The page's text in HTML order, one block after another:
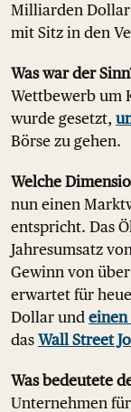
Milliarden Dollar
mit Sitz in den
Was war der
Wettbewerb um
wurde gesetzt,
Börse zu gehen.
Welche
nun einen
entspricht. Das
Jahresumsatz
Gewinn von
erwartet für
Dollar und
das Wall Street
Was bedeutete
Unternehmen